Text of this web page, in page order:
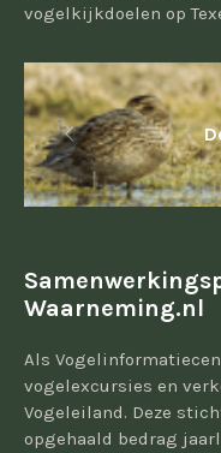
vogelkijkdoelen op
Waarneming.nl
Als
vogelexcursies en
Vogeleiland. Deze
opgehaald bedrag